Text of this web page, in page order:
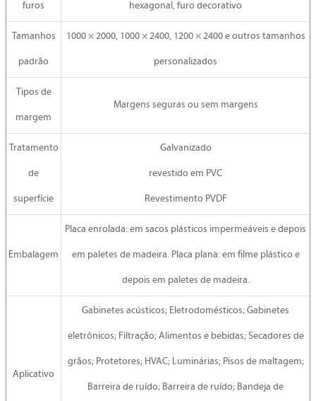
furos hexagonal, furo decorativo
Tamanhos
padrão
1000 × 2000, 1000 × 2400, 1200 × 2400 e outros tamanhos
personalizados
Tipos de
margem
Margens seguras ou sem margens
Tratamento
de
superfície
Galvanizado
revestido em PVC
Revestimento PVDF
Embalagem
Placa enrolada: em sacos plásticos impermeáveis e depois
em paletes de madeira. Placa plana: em filme plástico e
depois em paletes de madeira.
Aplicativo
Gabinetes acústicos; Eletrodomésticos; Gabinetes
eletrônicos; Filtração; Alimentos e bebidas; Secadores de
grãos; Protetores; HVAC; Luminárias; Pisos de maltagem;
Barreira de ruído; Barreira de ruído; Bandeja de